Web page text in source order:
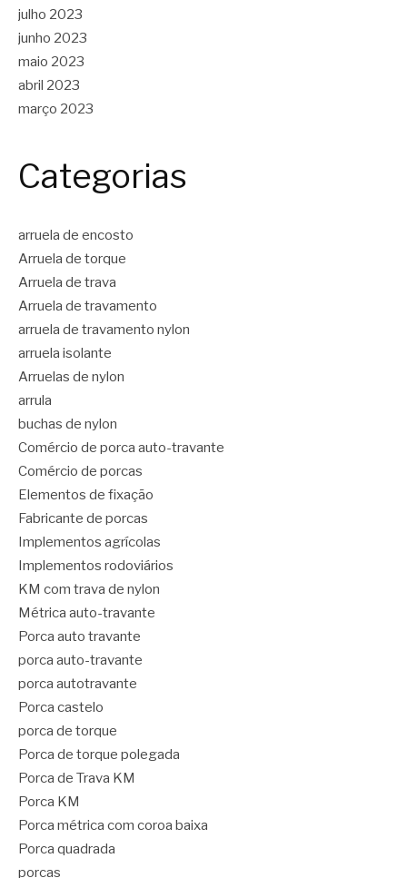
julho 2023
junho 2023
maio 2023
abril 2023
março 2023
Categorias
arruela de encosto
Arruela de torque
Arruela de trava
Arruela de travamento
arruela de travamento nylon
arruela isolante
Arruelas de nylon
arrula
buchas de nylon
Comércio de porca auto-travante
Comércio de porcas
Elementos de fixação
Fabricante de porcas
Implementos agrícolas
Implementos rodoviários
KM com trava de nylon
Métrica auto-travante
Porca auto travante
porca auto-travante
porca autotravante
Porca castelo
porca de torque
Porca de torque polegada
Porca de Trava KM
Porca KM
Porca métrica com coroa baixa
Porca quadrada
porcas